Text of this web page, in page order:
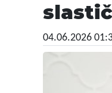
04.06.2026